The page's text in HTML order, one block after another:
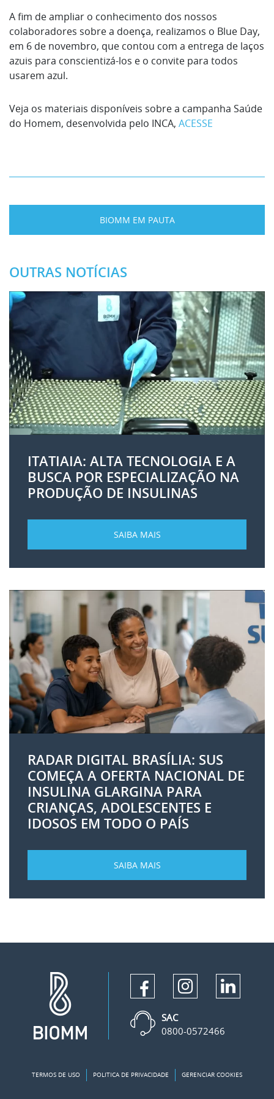
A fim de ampliar o conhecimento dos nossos
colaboradores sobre a doença, realizamos o Blue Day,
em 6 de novembro, que contou com a entrega de laços
azuis para conscientizá-los e o convite para todos
usarem azul.
Veja os materiais disponíveis sobre a campanha Saúde
do Homem, desenvolvida pelo INCA, ACESSE
BIOMM EM PAUTA
OUTRAS NOTÍCIAS
ITATIAIA: ALTA TECNOLOGIA E A
BUSCA POR ESPECIALIZAÇÃO NA
PRODUÇÃO DE INSULINAS
SAIBA MAIS
RADAR DIGITAL BRASÍLIA: SUS
COMEÇA A OFERTA NACIONAL DE
INSULINA GLARGINA PARA
CRIANÇAS, ADOLESCENTES E
IDOSOS EM TODO O PAÍS
SAIBA MAIS
SAC
0800-0572466
TERMOS DE USO POLITICA DE PRIVACIDADE GERENCIAR COOKIES